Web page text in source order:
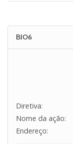
BIO6
Diretiva:
Nome da ação:
Endereço: